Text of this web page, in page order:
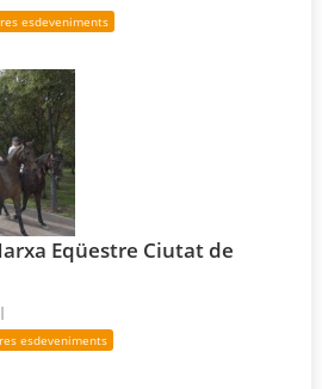
esdeveniments
Eqüestre Ciutat de
esdeveniments